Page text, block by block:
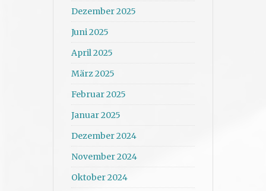
Dezember 2025
Juni 2025
April 2025
März 2025
Februar 2025
Januar 2025
Dezember 2024
November 2024
Oktober 2024